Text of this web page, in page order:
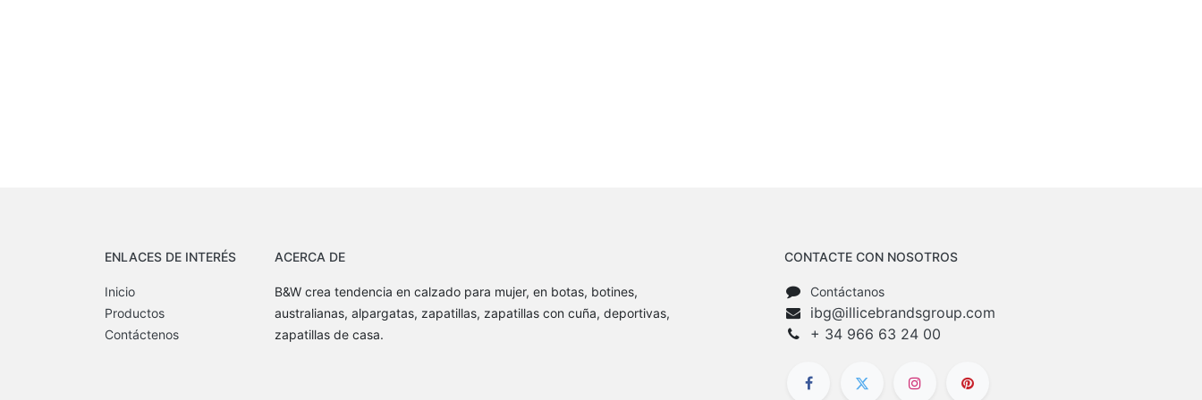
ENLACES DE INTERÉS
Inicio
Productos
Contáctenos
ACERCA DE
B&W crea tendencia en calzado para mujer, en botas, botines,
australianas, alpargatas, zapatillas, zapatillas con cuña, deportivas,
zapatillas de casa.
CONTACTE CON NOSOTROS
Contáctanos
ibg@illicebrandsgroup.com
+ 34 966 63 24 00